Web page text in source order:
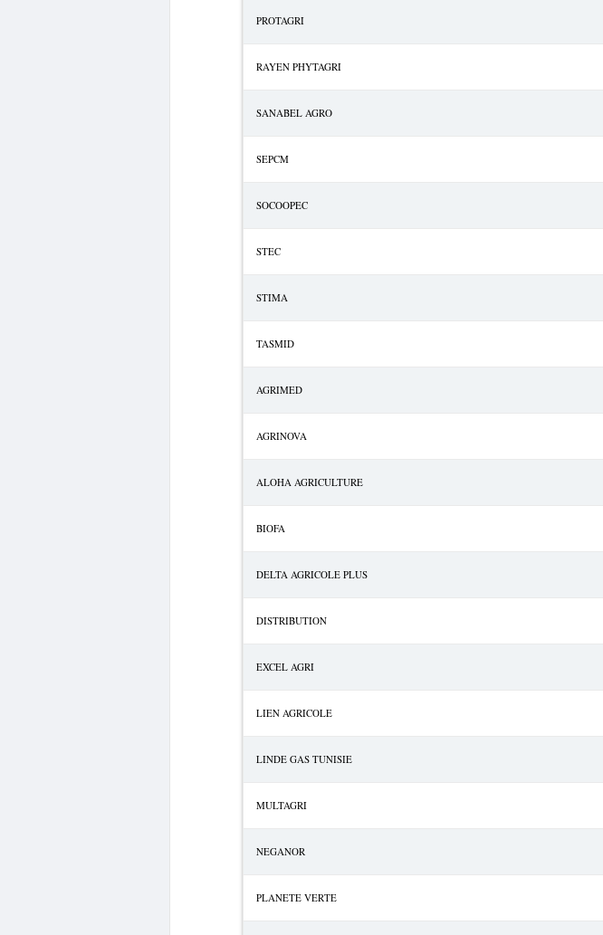
PROTAGRI
RAYEN PHYTAGRI
SANABEL AGRO
SEPCM
SOCOOPEC
STEC
STIMA
TASMID
AGRIMED
AGRINOVA
ALOHA AGRICULTURE
BIOFA
DELTA AGRICOLE PLUS
DISTRIBUTION
EXCEL AGRI
LIEN AGRICOLE
LINDE GAS TUNISIE
MULTAGRI
NEGANOR
PLANETE VERTE